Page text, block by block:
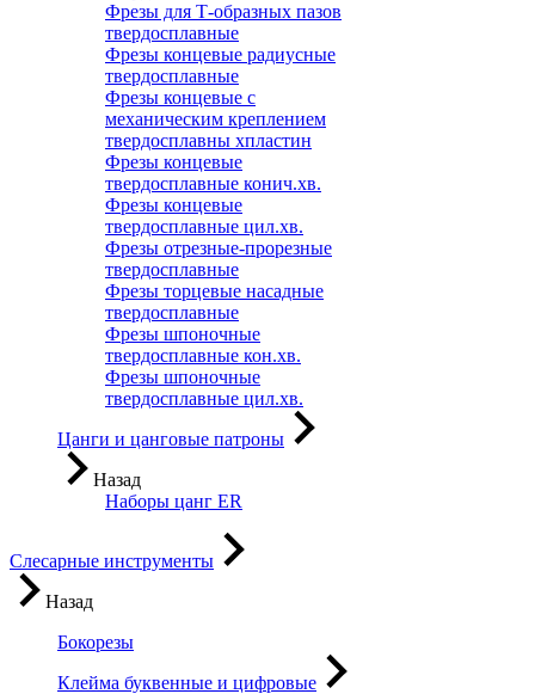
Фрезы для Т-образных пазов
твердосплавные
Фрезы концевые радиусные
твердосплавные
Фрезы концевые с
механическим креплением
твердосплавны хпластин
Фрезы концевые
твердосплавные конич.хв.
Фрезы концевые
твердосплавные цил.хв.
Фрезы отрезные-прорезные
твердосплавные
Фрезы торцевые насадные
твердосплавные
Фрезы шпоночные
твердосплавные кон.хв.
Фрезы шпоночные
твердосплавные цил.хв.
Цанги и цанговые патроны
Назад
Наборы цанг ER
Слесарные инструменты
Назад
Бокорезы
Клейма буквенные и цифровые